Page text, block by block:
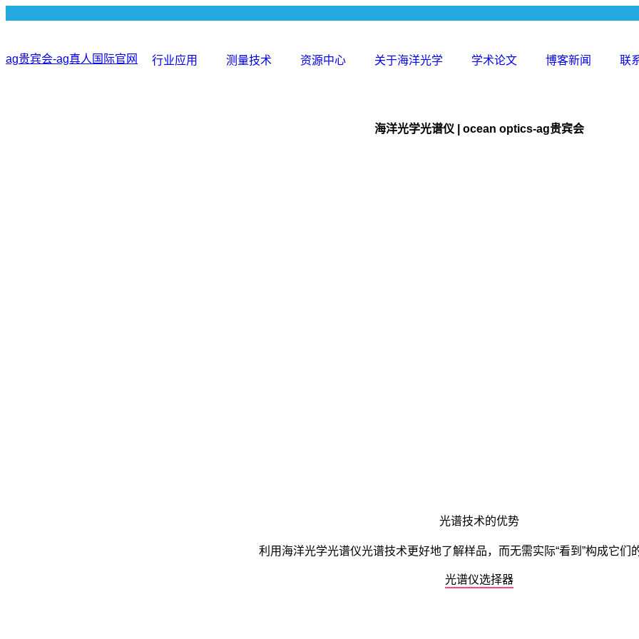
ag贵宾会-ag真人国际官网 行业应用 测量技术 资源中心 关于海洋光学 学术论文 博客新闻 联
海洋光学光谱仪 | ocean optics-ag贵宾会
光谱技术的优势
利用海洋光学光谱仪光谱技术更好地了解样品，而无需实际“看到”构成它们
光谱仪选择器